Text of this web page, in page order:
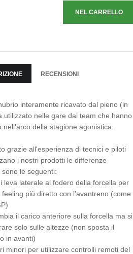
RECENSIONI
interamente ricavato dal pieno (in
utilizzato nelle gare dai team che hanno
nell'arco della stagione agonistica.
grazie all'esperienza di tecnici e piloti
i nostri prodotti le differenze
sono le seguenti:
leva laterale al fodero della forcella per
più diretto con l'avantreno (come
il carico anteriore sulla forcella ma si
solo sulle altezze (non sposta il
in avanti)
minori per utilizzare controlli remoti del